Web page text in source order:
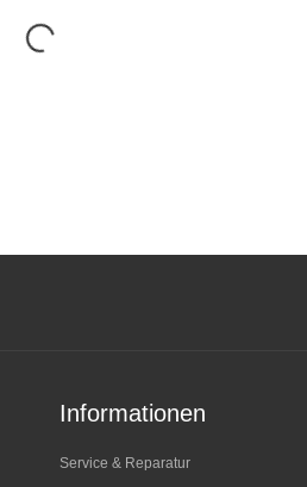
Informationen
Service & Reparatur